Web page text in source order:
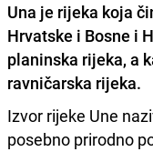
Una je rijeka koja
Hrvatske i Bosne i
planinska rijeka, a
ravničarska rijeka.
Izvor rijeke Une
posebno prirodno